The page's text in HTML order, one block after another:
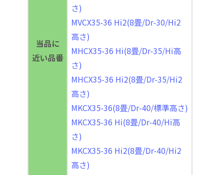
当品に
近い品番
さ)
MVCX35-36 Hi2(8畳/Dr-30/Hi2
高さ)
MHCX35-36 Hi(8畳/Dr-35/Hi高
さ)
MHCX35-36 Hi2(8畳/Dr-35/Hi2
高さ)
MKCX35-36(8畳/Dr-40/標準高さ)
MKCX35-36 Hi(8畳/Dr-40/Hi高
さ)
MKCX35-36 Hi2(8畳/Dr-40/Hi2
高さ)